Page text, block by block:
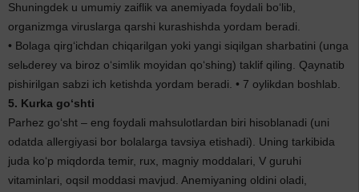
Shuningdek u umumiy zaiflik va anemiyada foydali bo‘lib,
organizmga viruslarga qarshi kurashishda yordam beradi.
• Bolaga qirg‘ichdan chiqarilgan yoki yangi siqilgan sharbatini (unga
selьderey va biroz o‘simlik moyidan qo‘shing) taklif qiling. Qaynatib
pishirilgan sabzi ich ketishda yordam beradi. • 7 oylikdan boshlab.
5. Kurka go‘shti
Parhez go‘sht – eng foydali mahsulotlardan biri hisoblanadi (uni
odatda allergiyasi bor bolalarga tavsiya etishadi). Uning tarkibida
juda ko‘p miqdorda temir, rux, magniy moddalari, V guruhi
vitaminlari, oqsil moddasi mavjud. Anemiyaning oldini oladi,